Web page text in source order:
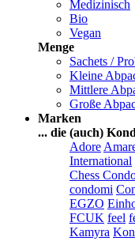
Medizinisch
Bio
Vegan
Menge
Sachets /
Kleine
Mittlere
Große
Marken
... die (auch)
Adore
International
Chess
condomi
EGZO
FCUK feel
Kamyra